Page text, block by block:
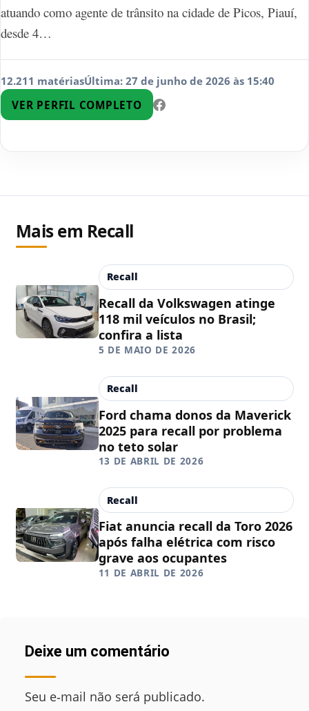
atuando como agente de trânsito na cidade de Picos, Piauí,
desde 4…
12.211 matériasÚltima: 27 de junho de 2026 às 15:40
VER PERFIL COMPLETO
Mais em Recall
Recall
Recall da Volkswagen atinge
118 mil veículos no Brasil;
confira a lista
5 DE MAIO DE 2026
Recall
Ford chama donos da Maverick
2025 para recall por problema
no teto solar
13 DE ABRIL DE 2026
Recall
Fiat anuncia recall da Toro 2026
após falha elétrica com risco
grave aos ocupantes
11 DE ABRIL DE 2026
Deixe um comentário
Seu e‑mail não será publicado.